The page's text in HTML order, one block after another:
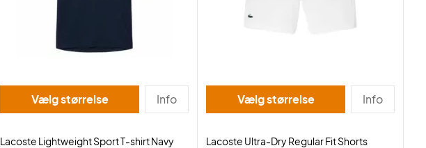
Vælg størrelse Info
Lacoste Lightweight Sport T-shirt Navy
Vælg størrelse Info
Lacoste Ultra-Dry Regular Fit Shorts